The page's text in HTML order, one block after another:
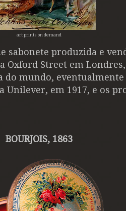
art prints on demand
sabonete produzida e
Oxford Street em
do mundo,
em 1917, e os
BOURJOIS, 1863